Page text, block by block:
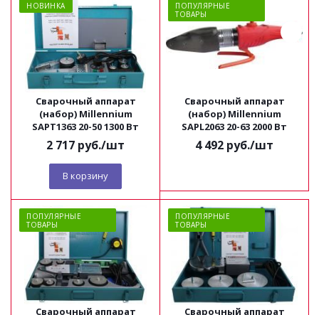
НОВИНКА
Сварочный аппарат
(набор) Millennium
SAPT1363 20-50 1300 Вт
2 717 руб./шт
В корзину
ПОПУЛЯРНЫЕ
ТОВАРЫ
Сварочный аппарат
(набор) Millennium
SAPL2063 20-63 2000 Вт
4 492 руб./шт
ПОПУЛЯРНЫЕ
ТОВАРЫ
Сварочный аппарат
ПОПУЛЯРНЫЕ
ТОВАРЫ
Сварочный аппарат